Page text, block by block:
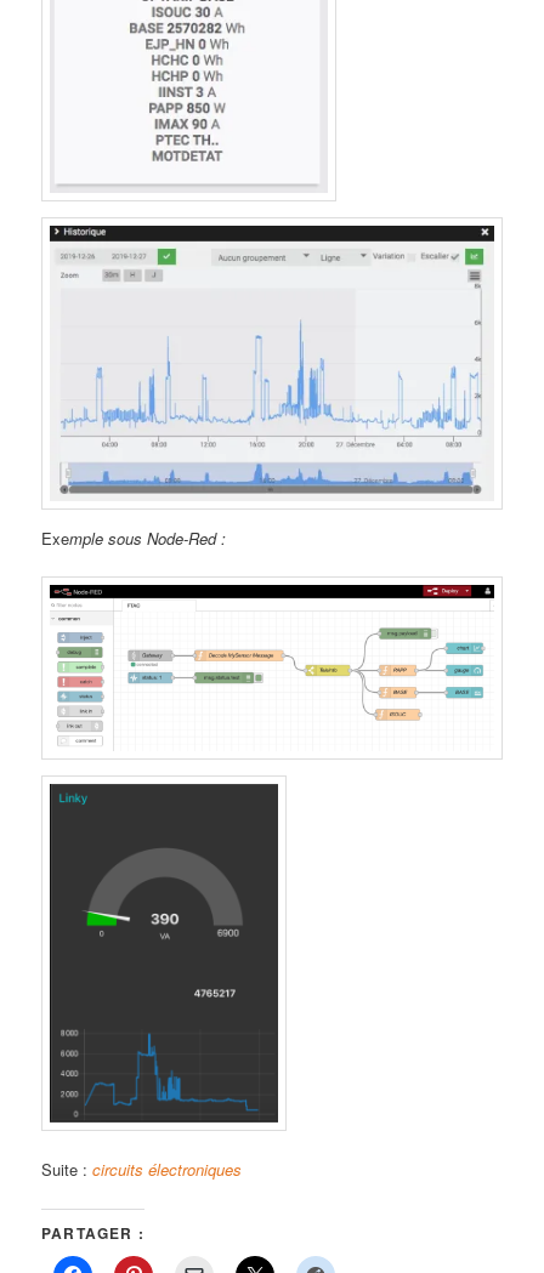
Exemple sous Node-Red :
Suite :circuits électroniques
PARTAGER :